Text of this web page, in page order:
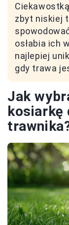
zbyt niskiej
osłabia ich
najlepiej
gdy trawa
Jak
kosiarkę